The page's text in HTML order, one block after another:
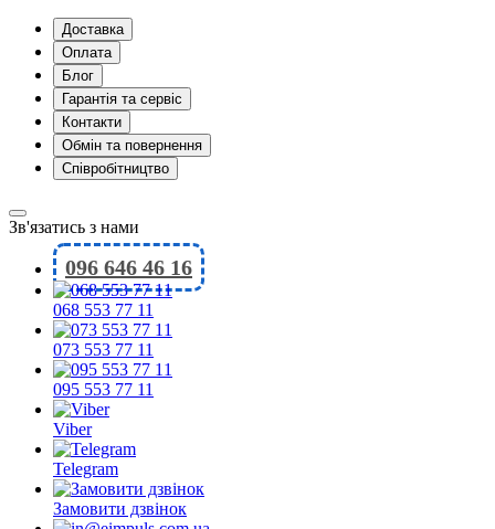
Доставка
Оплата
Блог
Гарантія та сервіс
Контакти
Обмін та повернення
Співробітництво
Зв'язатись з нами
096 646 46 16
068 553 77 11
073 553 77 11
095 553 77 11
Viber
Telegram
Замовити дзвінок